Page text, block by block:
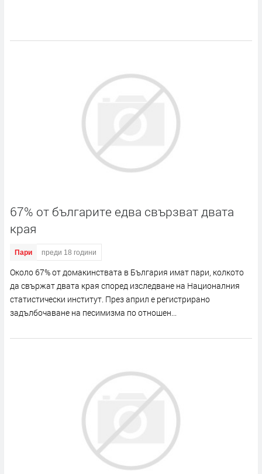
67% от българите едва свързват двата
края
Пари преди 18 години
Около 67% от домакинствата в България имат пари, колкото
да свържат двата края според изследване на Националния
статистически институт. През април е регистрирано
задълбочаване на песимизма по отношен...